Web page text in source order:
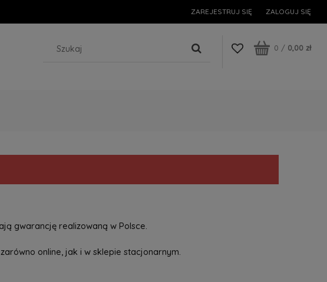
ZAREJESTRUJ SIĘ ZALOGUJ SIĘ
0 / 0,00 zł
gwarancję realizowaną w Polsce.
online, jak i w sklepie stacjonarnym.